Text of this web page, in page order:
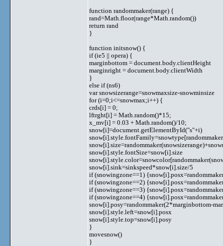
function randommaker(range) {
rand=Math.floor(range*Math.random())
return rand
}
function initsnow() {
if (ie5 || opera) {
marginbottom = document.body.clientHeight
marginright = document.body.clientWidth
}
else if (ns6)
var snowsizerange=snowmaxsize-snowminsize
for (i=0;i<=snowmax;i++) {
crds[i] = 0;
lftrght[i] = Math.random()*15;
x_mv[i] = 0.03 + Math.random()/10;
snow[i]=document.getElementById("s"+i)
snow[i].style.fontSize=snow[i].size
snow[i].sink=sinkspeed*snow[i].size/5
if (snowingzone==1)
if (snowingzone==2)
if (snowingzone==3)
if (snowingzone==4)
snow[i].posy=randommaker(2*marginbottom-
snow[i].style.left=snow[i].posx
snow[i].style.top=snow[i].posy
}
movesnow()
}